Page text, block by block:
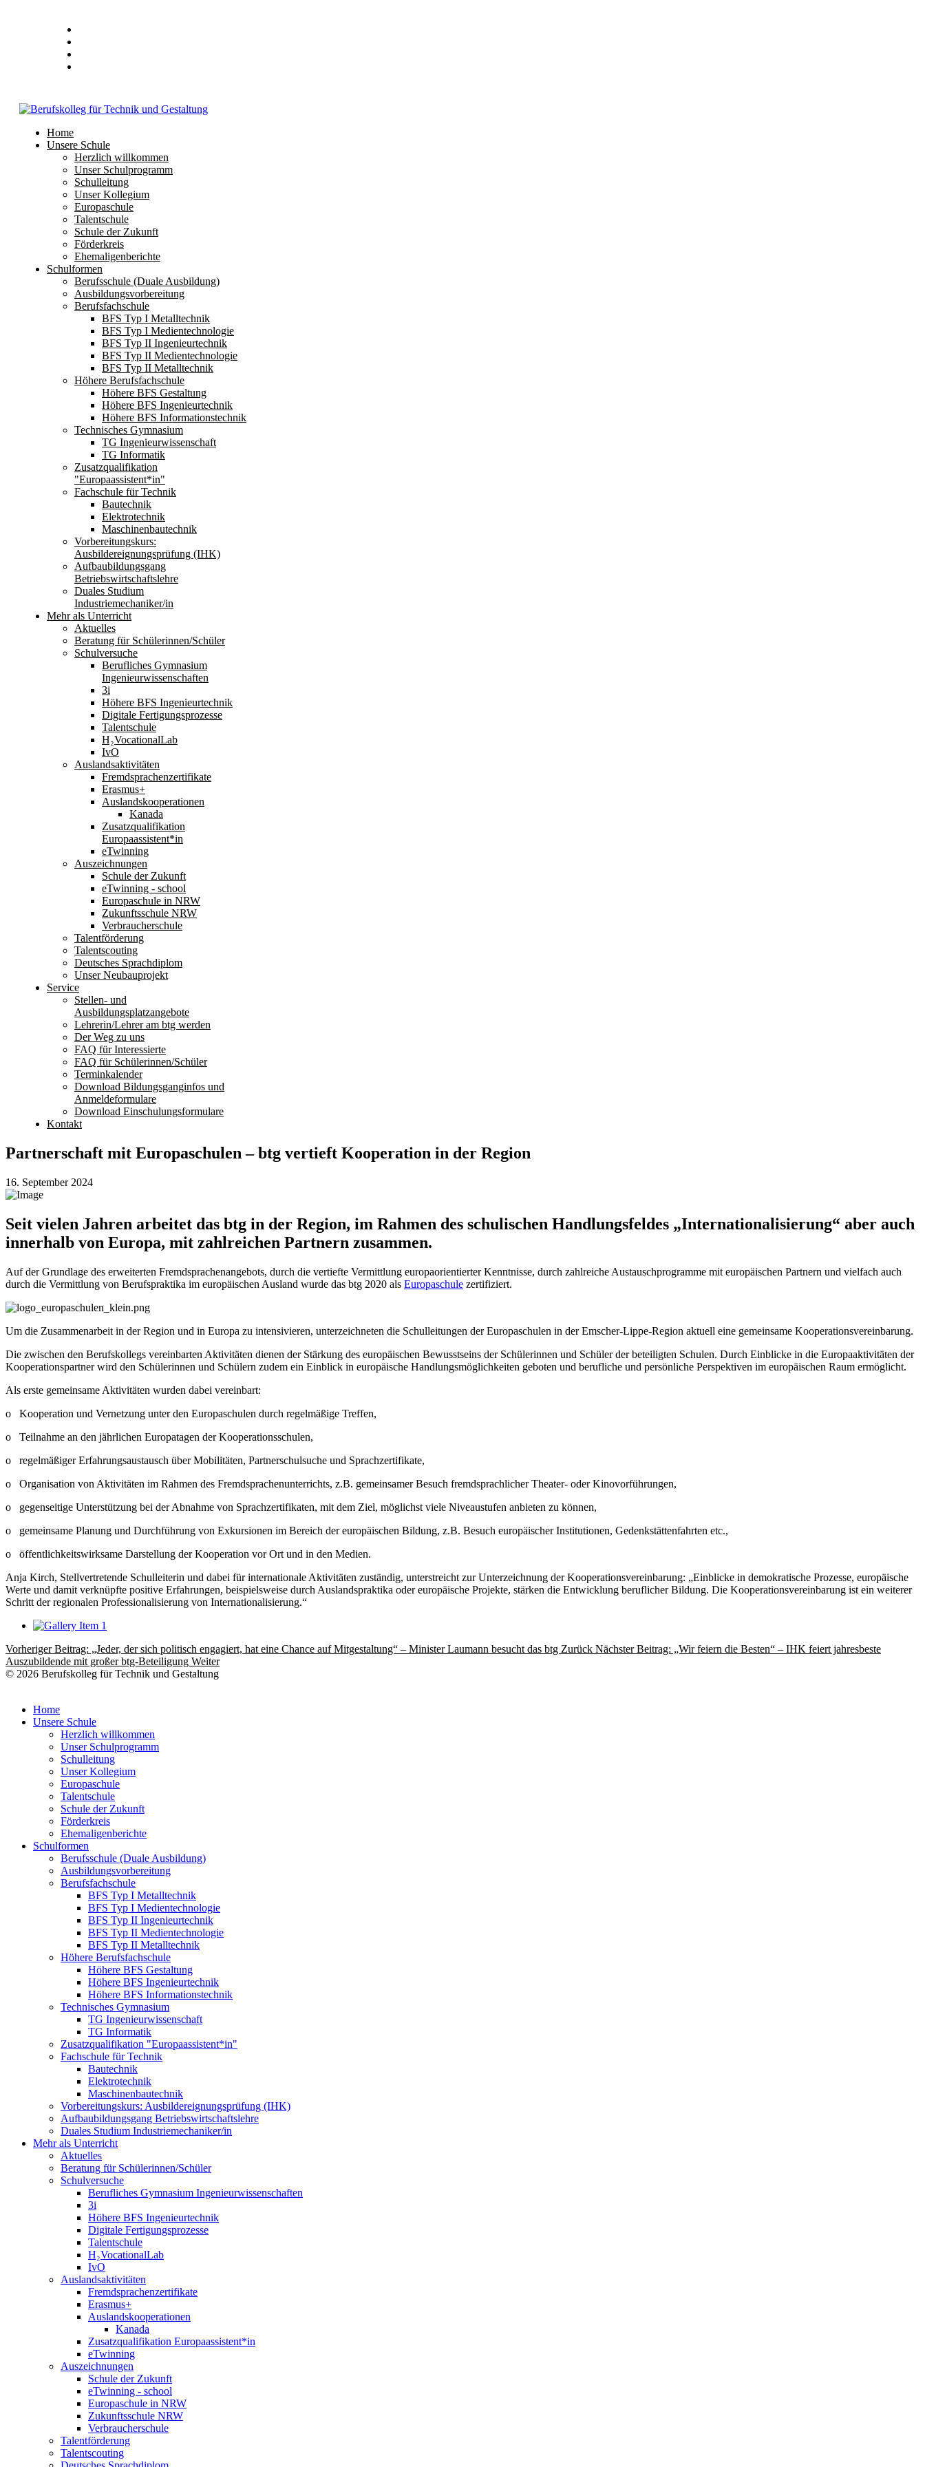
Home
Unsere Schule
Herzlich willkommen
Unser Schulprogramm
Schulleitung
Unser Kollegium
Europaschule
Talentschule
Schule der Zukunft
Förderkreis
Ehemaligenberichte
Schulformen
Berufsschule (Duale Ausbildung)
Ausbildungsvorbereitung
Berufsfachschule
BFS Typ I Metalltechnik
BFS Typ I Medientechnologie
BFS Typ II Ingenieurtechnik
BFS Typ II Medientechnologie
BFS Typ II Metalltechnik
Höhere Berufsfachschule
Höhere BFS Gestaltung
Höhere BFS Ingenieurtechnik
Höhere BFS Informationstechnik
Technisches Gymnasium
TG Ingenieurwissenschaft
TG Informatik
Zusatzqualifikation
"Europaassistent*in"
Fachschule für Technik
Bautechnik
Elektrotechnik
Maschinenbautechnik
Vorbereitungskurs:
Ausbildereignungsprüfung (IHK)
Aufbaubildungsgang
Betriebswirtschaftslehre
Duales Studium
Industriemechaniker/in
Mehr als Unterricht
Aktuelles
Beratung für Schülerinnen/Schüler
Schulversuche
Berufliches Gymnasium
Ingenieurwissenschaften
3i
Höhere BFS Ingenieurtechnik
Digitale Fertigungsprozesse
Talentschule
H₂VocationalLab
IvO
Auslandsaktivitäten
Fremdsprachenzertifikate
Erasmus+
Auslandskooperationen
Kanada
Zusatzqualifikation
Europaassistent*in
eTwinning
Auszeichnungen
Schule der Zukunft
eTwinning - school
Europaschule in NRW
Zukunftsschule NRW
Verbraucherschule
Talentförderung
Talentscouting
Deutsches Sprachdiplom
Unser Neubauprojekt
Service
Stellen- und
Ausbildungsplatzangebote
Lehrerin/Lehrer am btg werden
Der Weg zu uns
FAQ für Interessierte
FAQ für Schülerinnen/Schüler
Terminkalender
Download Bildungsganginfos und
Anmeldeformulare
Download Einschulungsformulare
Kontakt
Partnerschaft mit Europaschulen – btg vertieft Kooperation in der Region
16. September 2024
Seit vielen Jahren arbeitet das btg in der Region, im Rahmen des schulischen Handlungsfeldes „Internationalisierung“ aber auch
innerhalb von Europa, mit zahlreichen Partnern zusammen.
Auf der Grundlage des erweiterten Fremdsprachenangebots, durch die vertiefte Vermittlung europaorientierter Kenntnisse, durch zahlreiche Austauschprogramme mit europäischen Partnern und vielfach auch
durch die Vermittlung von Berufspraktika im europäischen Ausland wurde das btg 2020 als Europaschule zertifiziert.
Um die Zusammenarbeit in der Region und in Europa zu intensivieren, unterzeichneten die Schulleitungen der Europaschulen in der Emscher-Lippe-Region aktuell eine gemeinsame Kooperationsvereinbarung.
Die zwischen den Berufskollegs vereinbarten Aktivitäten dienen der Stärkung des europäischen Bewusstseins der Schülerinnen und Schüler der beteiligten Schulen. Durch Einblicke in die Europaaktivitäten der
Kooperationspartner wird den Schülerinnen und Schülern zudem ein Einblick in europäische Handlungsmöglichkeiten geboten und berufliche und persönliche Perspektiven im europäischen Raum ermöglicht.
Als erste gemeinsame Aktivitäten wurden dabei vereinbart:
o Kooperation und Vernetzung unter den Europaschulen durch regelmäßige Treffen,
o Teilnahme an den jährlichen Europatagen der Kooperationsschulen,
o regelmäßiger Erfahrungsaustausch über Mobilitäten, Partnerschulsuche und Sprachzertifikate,
o Organisation von Aktivitäten im Rahmen des Fremdsprachenunterrichts, z.B. gemeinsamer Besuch fremdsprachlicher Theater- oder Kinovorführungen,
o gegenseitige Unterstützung bei der Abnahme von Sprachzertifikaten, mit dem Ziel, möglichst viele Niveaustufen anbieten zu können,
o gemeinsame Planung und Durchführung von Exkursionen im Bereich der europäischen Bildung, z.B. Besuch europäischer Institutionen, Gedenkstättenfahrten etc.,
o öffentlichkeitswirksame Darstellung der Kooperation vor Ort und in den Medien.
Anja Kirch, Stellvertretende Schulleiterin und dabei für internationale Aktivitäten zuständig, unterstreicht zur Unterzeichnung der Kooperationsvereinbarung: „Einblicke in demokratische Prozesse, europäische
Werte und damit verknüpfte positive Erfahrungen, beispielsweise durch Auslandspraktika oder europäische Projekte, stärken die Entwicklung beruflicher Bildung. Die Kooperationsvereinbarung ist ein weiterer
Schritt der regionalen Professionalisierung von Internationalisierung.“
Vorheriger Beitrag: „Jeder, der sich politisch engagiert, hat eine Chance auf Mitgestaltung“ – Minister Laumann besucht das btg Zurück Nächster Beitrag: „Wir feiern die Besten“ – IHK feiert jahresbeste
Auszubildende mit großer btg-Beteiligung Weiter
© 2026 Berufskolleg für Technik und Gestaltung
Home
Unsere Schule
Herzlich willkommen
Unser Schulprogramm
Schulleitung
Unser Kollegium
Europaschule
Talentschule
Schule der Zukunft
Förderkreis
Ehemaligenberichte
Schulformen
Berufsschule (Duale Ausbildung)
Ausbildungsvorbereitung
Berufsfachschule
BFS Typ I Metalltechnik
BFS Typ I Medientechnologie
BFS Typ II Ingenieurtechnik
BFS Typ II Medientechnologie
BFS Typ II Metalltechnik
Höhere Berufsfachschule
Höhere BFS Gestaltung
Höhere BFS Ingenieurtechnik
Höhere BFS Informationstechnik
Technisches Gymnasium
TG Ingenieurwissenschaft
TG Informatik
Zusatzqualifikation "Europaassistent*in"
Fachschule für Technik
Bautechnik
Elektrotechnik
Maschinenbautechnik
Vorbereitungskurs: Ausbildereignungsprüfung (IHK)
Aufbaubildungsgang Betriebswirtschaftslehre
Duales Studium Industriemechaniker/in
Mehr als Unterricht
Aktuelles
Beratung für Schülerinnen/Schüler
Schulversuche
Berufliches Gymnasium Ingenieurwissenschaften
3i
Höhere BFS Ingenieurtechnik
Digitale Fertigungsprozesse
Talentschule
H₂VocationalLab
IvO
Auslandsaktivitäten
Fremdsprachenzertifikate
Erasmus+
Auslandskooperationen
Kanada
Zusatzqualifikation Europaassistent*in
eTwinning
Auszeichnungen
Schule der Zukunft
eTwinning - school
Europaschule in NRW
Zukunftsschule NRW
Verbraucherschule
Talentförderung
Talentscouting